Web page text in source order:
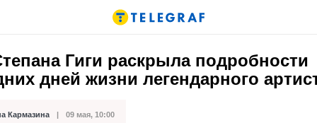
Гиги раскрыла подробности
дней жизни легендарного
Кармазина 09 мая, 10:00